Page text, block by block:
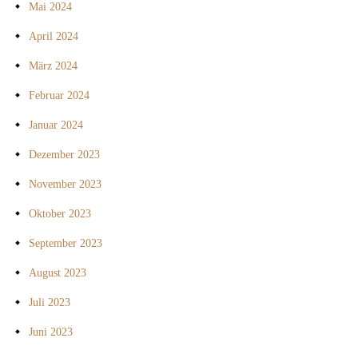
Mai 2024
April 2024
März 2024
Februar 2024
Januar 2024
Dezember 2023
November 2023
Oktober 2023
September 2023
August 2023
Juli 2023
Juni 2023